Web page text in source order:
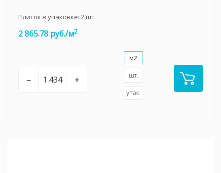
Плиток в упаковке: 2шт
2 865.78 руб./м2
– +
м2
шт.
упак.